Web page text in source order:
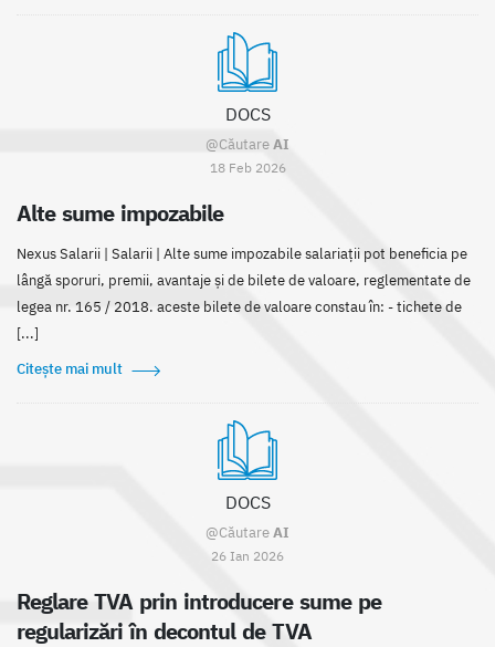
DOCS
@CăutareAI
18 Feb 2026
Alte sume impozabile
Nexus Salarii | Salarii | Alte sume impozabile salariații pot beneficia pe
lângă sporuri, premii, avantaje și de bilete de valoare, reglementate de
legea nr. 165 / 2018. aceste bilete de valoare constau în: - tichete de
[...]
Citește mai mult
DOCS
@CăutareAI
26 Ian 2026
Reglare TVA prin introducere sume pe
regularizări în decontul de TVA